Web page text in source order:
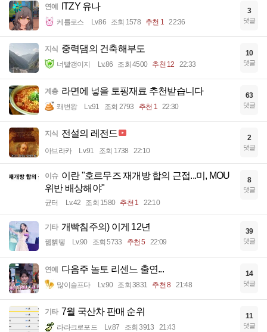
연예 ITZY 유나
케를로스 Lv.86 조회 1578 추천 1 22:36
3
댓글
지식 중력댐의 건축해부도
너빨갱이지 Lv.86 조회 4500 추천 12 22:33
10
댓글
계층 라면에 넣을 토핑재료 추천받습니다
쾌변왕 Lv.91 조회 2793 추천 1 22:30
63
댓글
지식 전설의 레전드
아브라카 Lv.91 조회 1738 22:10
2
댓글
이슈 이란 "호르무즈 재개방 합의 근접...미, MOU
위반 배상해야"
균터 Lv.42 조회 1580 추천 1 22:10
8
댓글
기타 개빡침주의) 이게 12년
꿻뻵뗗 Lv.90 조회 5733 추천 5 22:09
39
댓글
연예 다음주 놀토 리센느 출연...
많이슬프다 Lv.90 조회 3831 추천 8 21:48
14
댓글
기타 7월 국산차 판매 순위
라라크로포드 Lv.87 조회 3913 21:43
11
댓글